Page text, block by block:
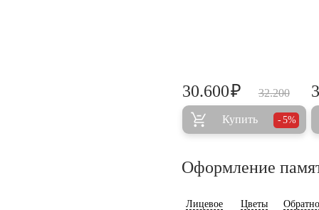
32.200
30.600₽
Купить 5%
Оформление
Лицевое Цветы